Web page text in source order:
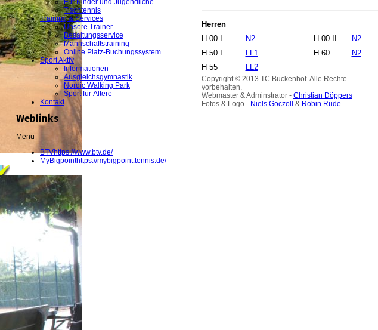
Für Kinder und Jugendliche
Tischtennis
Training & Services
Unsere Trainer
Besaitungsservice
Mannschaftstraining
Online Platz-Buchungssystem
Sport Aktiv
Informationen
Ausgleichsgymnastik
Nordic Walking Park
Sport für Ältere
Kontakt
Weblinks
Menü
BTVhttps://www.btv.de/
MyBigpointhttps://mybigpoint.tennis.de/
Herren
H 00 I
N2 H 00 II
N2
H 50 I
LL1 H 60
N2
H 55
LL2
Copyright © 2013 TC Buckenhof. Alle Rechte
vorbehalten.
Webmaster & Adminstrator - Christian Döppers
Fotos & Logo - Niels Goczoll & Robin Rüde